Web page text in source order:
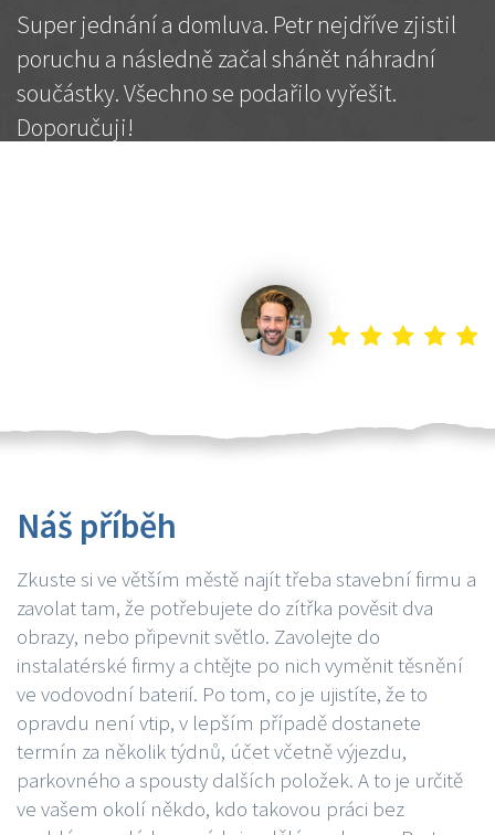
Super jednání a domluva. Petr nejdříve zjistil
poruchu a následně začal shánět náhradní
součástky. Všechno se podařilo vyřešit.
Doporučuji!
Náš příběh
Zkuste si ve větším městě najít třeba stavební firmu a
zavolat tam, že potřebujete do zítřka pověsit dva
obrazy, nebo připevnit světlo. Zavolejte do
instalatérské firmy a chtějte po nich vyměnit těsnění
ve vodovodní baterií. Po tom, co je ujistíte, že to
opravdu není vtip, v lepším případě dostanete
termín za několik týdnů, účet včetně výjezdu,
parkovného a spousty dalších položek. A to je určitě
ve vašem okolí někdo, kdo takovou práci bez